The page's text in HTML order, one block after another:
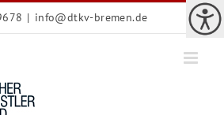
| info@dtkv-bremen.de